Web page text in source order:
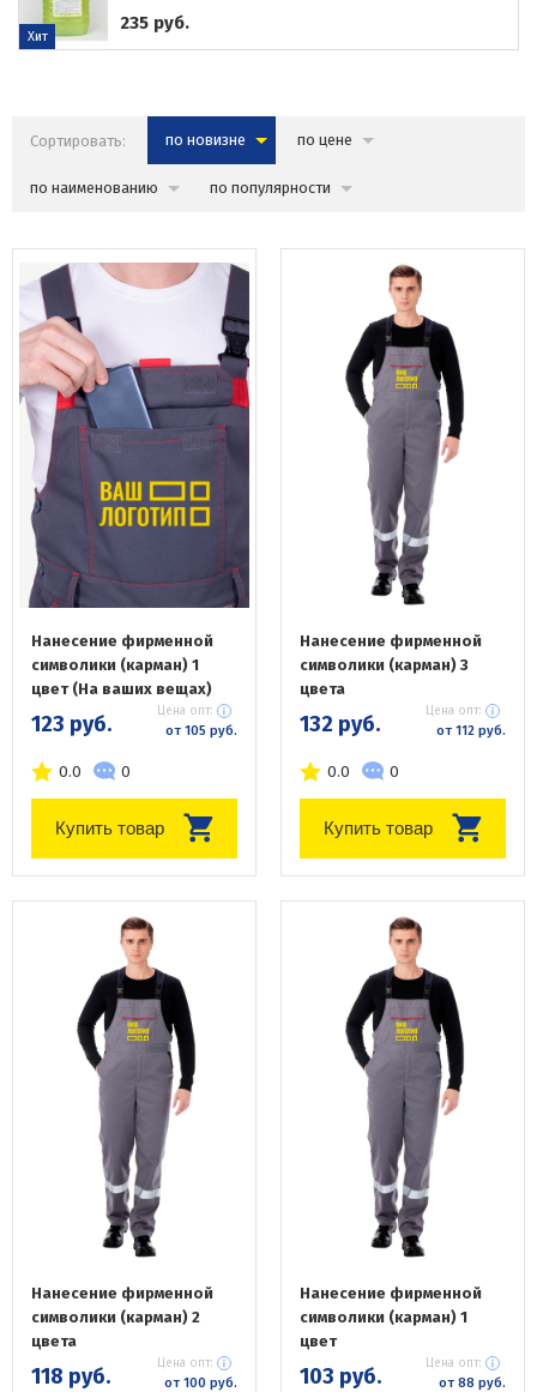
235 руб.
Хит
Сортировать: по новизне по цене
по наименованию по популярности
Нанесение фирменной
символики (карман) 1
цвет (На ваших вещах)
123 руб. Цена опт:
от 105 руб.
0.0 0
Купить товар
Нанесение фирменной
символики (карман) 3
цвета
132 руб. Цена опт:
от 112 руб.
0.0 0
Купить товар
Нанесение фирменной
символики (карман) 2
цвета
118 руб. Цена опт:
от 100 руб.
Нанесение фирменной
символики (карман) 1
цвет
103 руб. Цена опт:
от 88 руб.